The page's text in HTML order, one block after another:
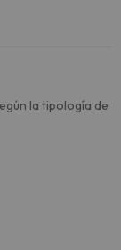
la tipología de